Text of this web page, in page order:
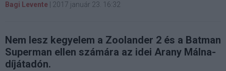
Bagi Levente 2017 január 23. 16:32
Nem lesz kegyelem a Zoolander 2 és a Batman
Superman ellen számára az idei Arany Málna-
díjátadón.